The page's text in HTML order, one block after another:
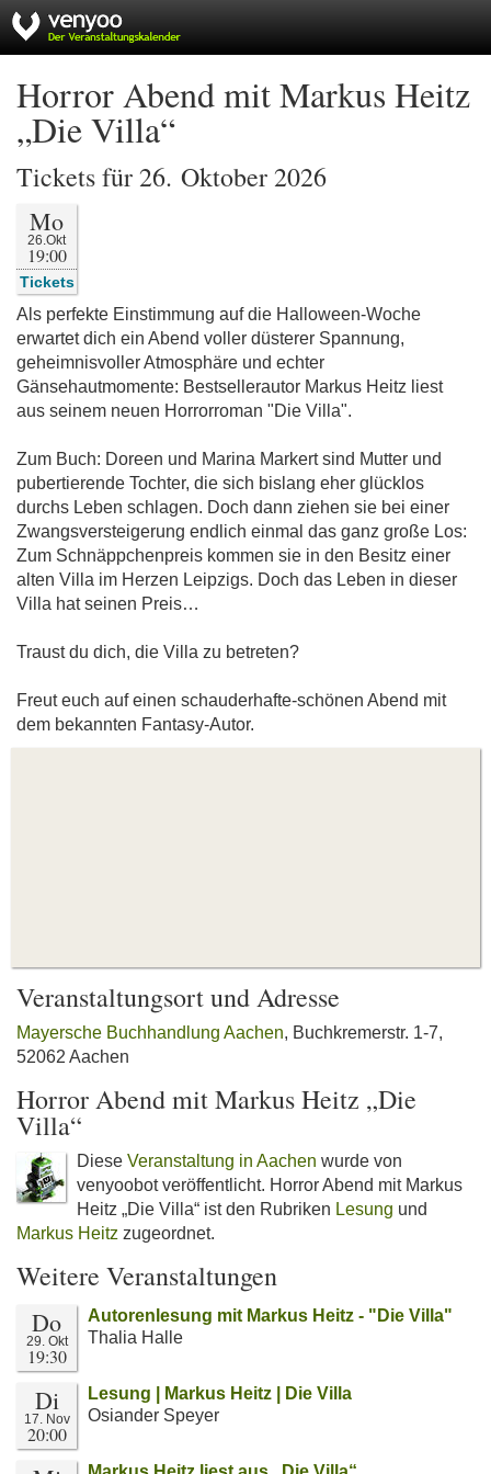
Horror Abend mit Markus Heitz
„Die Villa“
Tickets für 26. Oktober 2026
Mo
26.Okt
19:00
Tickets
Als perfekte Einstimmung auf die Halloween-Woche
erwartet dich ein Abend voller düsterer Spannung,
geheimnisvoller Atmosphäre und echter
Gänsehautmomente: Bestsellerautor Markus Heitz liest
aus seinem neuen Horrorroman "Die Villa".
Zum Buch: Doreen und Marina Markert sind Mutter und
pubertierende Tochter, die sich bislang eher glücklos
durchs Leben schlagen. Doch dann ziehen sie bei einer
Zwangsversteigerung endlich einmal das ganz große Los:
Zum Schnäppchenpreis kommen sie in den Besitz einer
alten Villa im Herzen Leipzigs. Doch das Leben in dieser
Villa hat seinen Preis…
Traust du dich, die Villa zu betreten?
Freut euch auf einen schauderhafte-schönen Abend mit
dem bekannten Fantasy-Autor.
Veranstaltungsort und Adresse
Mayersche Buchhandlung Aachen, Buchkremerstr. 1-7,
52062 Aachen
Horror Abend mit Markus Heitz „Die
Villa“
Diese Veranstaltung in Aachen wurde von
venyoobot veröffentlicht. Horror Abend mit Markus
Heitz „Die Villa“ ist den Rubriken Lesung und
Markus Heitz zugeordnet.
Weitere Veranstaltungen
Do
29. Okt
19:30
Autorenlesung mit Markus Heitz - "Die Villa"
Thalia Halle
Di
17. Nov
20:00
Lesung | Markus Heitz | Die Villa
Osiander Speyer